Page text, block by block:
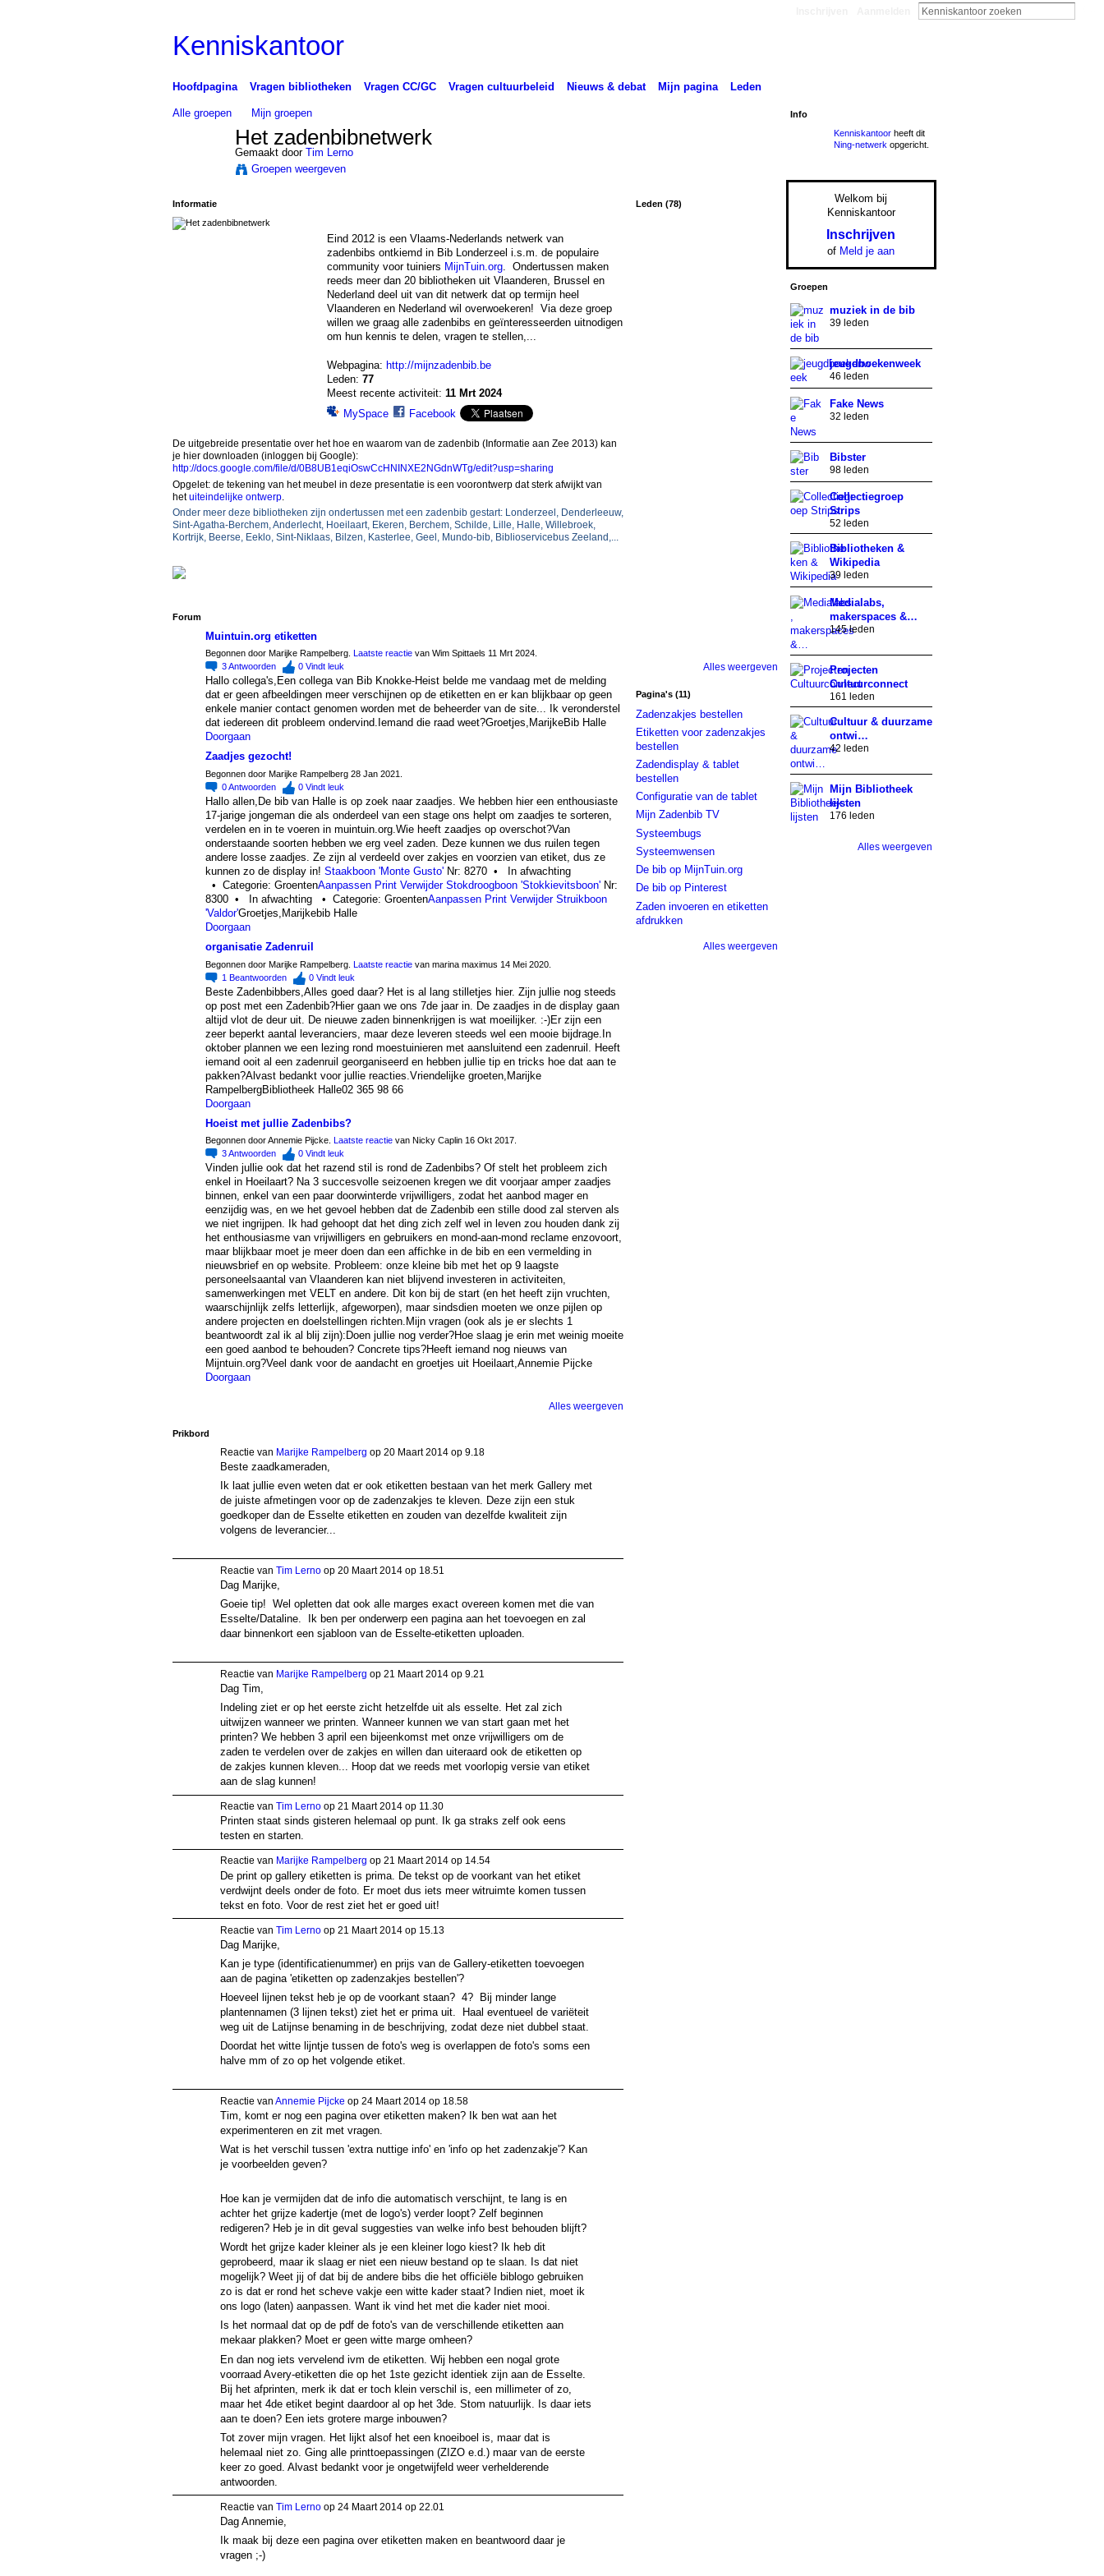
Kenniskantoor
Hoofdpagina Vragen bibliotheken Vragen CC/GC Vragen cultuurbeleid Nieuws & debat Mijn pagina Leden
Alle groepen Mijn groepen
Het zadenbibnetwerk
Gemaakt door Tim Lerno
Groepen weergeven
Informatie
Eind 2012 is een Vlaams-Nederlands netwerk van
zadenbibs ontkiemd in Bib Londerzeel i.s.m. de populaire
community voor tuiniers MijnTuin.org. Ondertussen maken
reeds meer dan 20 bibliotheken uit Vlaanderen, Brussel en
Nederland deel uit van dit netwerk dat op termijn heel
Vlaanderen en Nederland wil overwoekeren! Via deze groep
willen we graag alle zadenbibs en geïnteresseerden uitnodigen
om hun kennis te delen, vragen te stellen,...
Webpagina: http://mijnzadenbib.be
Leden: 77
Meest recente activiteit: 11 Mrt 2024
MySpace
Facebook
De uitgebreide presentatie over het hoe en waarom van de zadenbib (Informatie aan Zee 2013) kan
je hier downloaden (inloggen bij Google):
http://docs.google.com/file/d/0B8UB1eqiOswCcHNINXE2NGdnWTg/edit?usp=sharing
Opgelet: de tekening van het meubel in deze presentatie is een voorontwerp dat sterk afwijkt van
hetuiteindelijke ontwerp.
Onder meer deze bibliotheken zijn ondertussen met een zadenbib gestart: Londerzeel, Denderleeuw,
Sint-Agatha-Berchem, Anderlecht, Hoeilaart, Ekeren, Berchem, Schilde, Lille, Halle, Willebroek,
Kortrijk, Beerse, Eeklo, Sint-Niklaas, Bilzen, Kasterlee, Geel, Mundo-bib, Biblioservicebus Zeeland,...
Forum
Muintuin.org etiketten
Begonnen door Marijke Rampelberg. Laatste reactievan Wim Spittaels 11 Mrt 2024.
3Antwoorden 0 Vindt leuk
Hallo collega's,Een collega van Bib Knokke-Heist belde me vandaag met de melding
dat er geen afbeeldingen meer verschijnen op de etiketten en er kan blijkbaar op geen
enkele manier contact genomen worden met de beheerder van de site... Ik veronderstel
dat iedereen dit probleem ondervind.Iemand die raad weet?Groetjes,MarijkeBib Halle
Doorgaan
Zaadjes gezocht!
Begonnen door Marijke Rampelberg 28 Jan 2021.
0Antwoorden 0 Vindt leuk
Hallo allen,De bib van Halle is op zoek naar zaadjes. We hebben hier een enthousiaste
17-jarige jongeman die als onderdeel van een stage ons helpt om zaadjes te sorteren,
verdelen en in te voeren in muintuin.org.Wie heeft zaadjes op overschot?Van
onderstaande soorten hebben we erg veel zaden. Deze kunnen we dus ruilen tegen
andere losse zaadjes. Ze zijn al verdeeld over zakjes en voorzien van etiket, dus ze
kunnen zo de display in! Staakboon 'Monte Gusto'Nr: 8270 • In afwachting
• Categorie: GroentenAanpassen Print Verwijder Stokdroogboon 'Stokkievitsboon'Nr:
8300 • In afwachting • Categorie: GroentenAanpassen Print Verwijder Struikboon
'Valdor'Groetjes,Marijkebib Halle
Doorgaan
organisatie Zadenruil
Begonnen door Marijke Rampelberg. Laatste reactievan marina maximus 14 Mei 2020.
1 Beantwoorden 0 Vindt leuk
Beste Zadenbibbers,Alles goed daar? Het is al lang stilletjes hier. Zijn jullie nog steeds
op post met een Zadenbib?Hier gaan we ons 7de jaar in. De zaadjes in de display gaan
altijd vlot de deur uit. De nieuwe zaden binnenkrijgen is wat moeilijker. :-)Er zijn een
zeer beperkt aantal leveranciers, maar deze leveren steeds wel een mooie bijdrage.In
oktober plannen we een lezing rond moestuinieren met aansluitend een zadenruil. Heeft
iemand ooit al een zadenruil georganiseerd en hebben jullie tip en tricks hoe dat aan te
pakken?Alvast bedankt voor jullie reacties.Vriendelijke groeten,Marijke
RampelbergBibliotheek Halle02 365 98 66
Doorgaan
Hoeist met jullie Zadenbibs?
Begonnen door Annemie Pijcke. Laatste reactievan Nicky Caplin 16 Okt 2017.
3Antwoorden 0 Vindt leuk
Vinden jullie ook dat het razend stil is rond de Zadenbibs? Of stelt het probleem zich
enkel in Hoeilaart? Na 3 succesvolle seizoenen kregen we dit voorjaar amper zaadjes
binnen, enkel van een paar doorwinterde vrijwilligers, zodat het aanbod mager en
eenzijdig was, en we het gevoel hebben dat de Zadenbib een stille dood zal sterven als
we niet ingrijpen. Ik had gehoopt dat het ding zich zelf wel in leven zou houden dank zij
het enthousiasme van vrijwilligers en gebruikers en mond-aan-mond reclame enzovoort,
maar blijkbaar moet je meer doen dan een affichke in de bib en een vermelding in
nieuwsbrief en op website. Probleem: onze kleine bib met het op 9 laagste
personeelsaantal van Vlaanderen kan niet blijvend investeren in activiteiten,
samenwerkingen met VELT en andere. Dit kon bij de start (en het heeft zijn vruchten,
waarschijnlijk zelfs letterlijk, afgeworpen), maar sindsdien moeten we onze pijlen op
andere projecten en doelstellingen richten.Mijn vragen (ook als je er slechts 1
beantwoordt zal ik al blij zijn):Doen jullie nog verder?Hoe slaag je erin met weinig moeite
een goed aanbod te behouden? Concrete tips?Heeft iemand nog nieuws van
Mijntuin.org?Veel dank voor de aandacht en groetjes uit Hoeilaart,Annemie Pijcke
Doorgaan
Alles weergeven
Prikbord
Reactie van Marijke Rampelberg op 20 Maart 2014 op 9.18
Beste zaadkameraden,
Ik laat jullie even weten dat er ook etiketten bestaan van het merk Gallery met
de juiste afmetingen voor op de zadenzakjes te kleven. Deze zijn een stuk
goedkoper dan de Esselte etiketten en zouden van dezelfde kwaliteit zijn
volgens de leverancier...
Reactie van Tim Lernoop 20 Maart 2014 op 18.51
Dag Marijke,
Goeie tip! Wel opletten dat ook alle marges exact overeen komen met die van
Esselte/Dataline. Ik ben per onderwerp een pagina aan het toevoegen en zal
daar binnenkort een sjabloon van de Esselte-etiketten uploaden.
Reactie van Marijke Rampelberg op 21 Maart 2014 op 9.21
Dag Tim,
Indeling ziet er op het eerste zicht hetzelfde uit als esselte. Het zal zich
uitwijzen wanneer we printen. Wanneer kunnen we van start gaan met het
printen? We hebben 3 april een bijeenkomst met onze vrijwilligers om de
zaden te verdelen over de zakjes en willen dan uiteraard ook de etiketten op
de zakjes kunnen kleven... Hoop dat we reeds met voorlopig versie van etiket
aan de slag kunnen!
Reactie van Tim Lernoop 21 Maart 2014 op 11.30
Printen staat sinds gisteren helemaal op punt. Ik ga straks zelf ook eens
testen en starten.
Reactie van Marijke Rampelberg op 21 Maart 2014 op 14.54
De print op gallery etiketten is prima. De tekst op de voorkant van het etiket
verdwijnt deels onder de foto. Er moet dus iets meer witruimte komen tussen
tekst en foto. Voor de rest ziet het er goed uit!
Reactie van Tim Lernoop 21 Maart 2014 op 15.13
Dag Marijke,
Kan je type (identificatienummer) en prijs van de Gallery-etiketten toevoegen
aan de pagina 'etiketten op zadenzakjes bestellen'?
Hoeveel lijnen tekst heb je op de voorkant staan? 4? Bij minder lange
plantennamen (3 lijnen tekst) ziet het er prima uit. Haal eventueel de variëteit
weg uit de Latijnse benaming in de beschrijving, zodat deze niet dubbel staat.
Doordat het witte lijntje tussen de foto's weg is overlappen de foto's soms een
halve mm of zo op het volgende etiket.
Reactie van Annemie Pijcke op 24 Maart 2014 op 18.58
Tim, komt er nog een pagina over etiketten maken? Ik ben wat aan het
experimenteren en zit met vragen.
Wat is het verschil tussen 'extra nuttige info' en 'info op het zadenzakje'? Kan
je voorbeelden geven?
Hoe kan je vermijden dat de info die automatisch verschijnt, te lang is en
achter het grijze kadertje (met de logo's) verder loopt? Zelf beginnen
redigeren? Heb je in dit geval suggesties van welke info best behouden blijft?
Wordt het grijze kader kleiner als je een kleiner logo kiest? Ik heb dit
geprobeerd, maar ik slaag er niet een nieuw bestand op te slaan. Is dat niet
mogelijk? Weet jij of dat bij de andere bibs die het officiële biblogo gebruiken
zo is dat er rond het scheve vakje een witte kader staat? Indien niet, moet ik
ons logo (laten) aanpassen. Want ik vind het met die kader niet mooi.
Is het normaal dat op de pdf de foto's van de verschillende etiketten aan
mekaar plakken? Moet er geen witte marge omheen?
En dan nog iets vervelend ivm de etiketten. Wij hebben een nogal grote
voorraad Avery-etiketten die op het 1ste gezicht identiek zijn aan de Esselte.
Bij het afprinten, merk ik dat er toch klein verschil is, een millimeter of zo,
maar het 4de etiket begint daardoor al op het 3de. Stom natuurlijk. Is daar iets
aan te doen? Een iets grotere marge inbouwen?
Tot zover mijn vragen. Het lijkt alsof het een knoeiboel is, maar dat is
helemaal niet zo. Ging alle printtoepassingen (ZIZO e.d.) maar van de eerste
keer zo goed. Alvast bedankt voor je ongetwijfeld weer verhelderende
antwoorden.
Reactie van Tim Lernoop 24 Maart 2014 op 22.01
Dag Annemie,
Ik maak bij deze een pagina over etiketten maken en beantwoord daar je
vragen ;-)
Leden (78)
Alles weergeven
Pagina's (11)
Zadenzakjes bestellen
Etiketten voor zadenzakjes
bestellen
Zadendisplay & tablet
bestellen
Configuratie van de tablet
Mijn Zadenbib TV
Systeembugs
Systeemwensen
De bib op MijnTuin.org
De bib op Pinterest
Zaden invoeren en etiketten
afdrukken
Alles weergeven
Info
Kenniskantoorheeft dit
Ning-netwerk opgericht.
Welkom bij
Kenniskantoor
Inschrijven
of Meld je aan
Groepen
muziek in de bib
39 leden
jeugdboekenweek
46 leden
Fake News
32 leden
Bibster
98 leden
Collectiegroep
Strips
52 leden
Bibliotheken &
Wikipedia
39 leden
Medialabs,
makerspaces &…
145 leden
Projecten
Cultuurconnect
161 leden
Cultuur & duurzame
ontwi…
42 leden
Mijn Bibliotheek
lijsten
176 leden
Alles weergeven